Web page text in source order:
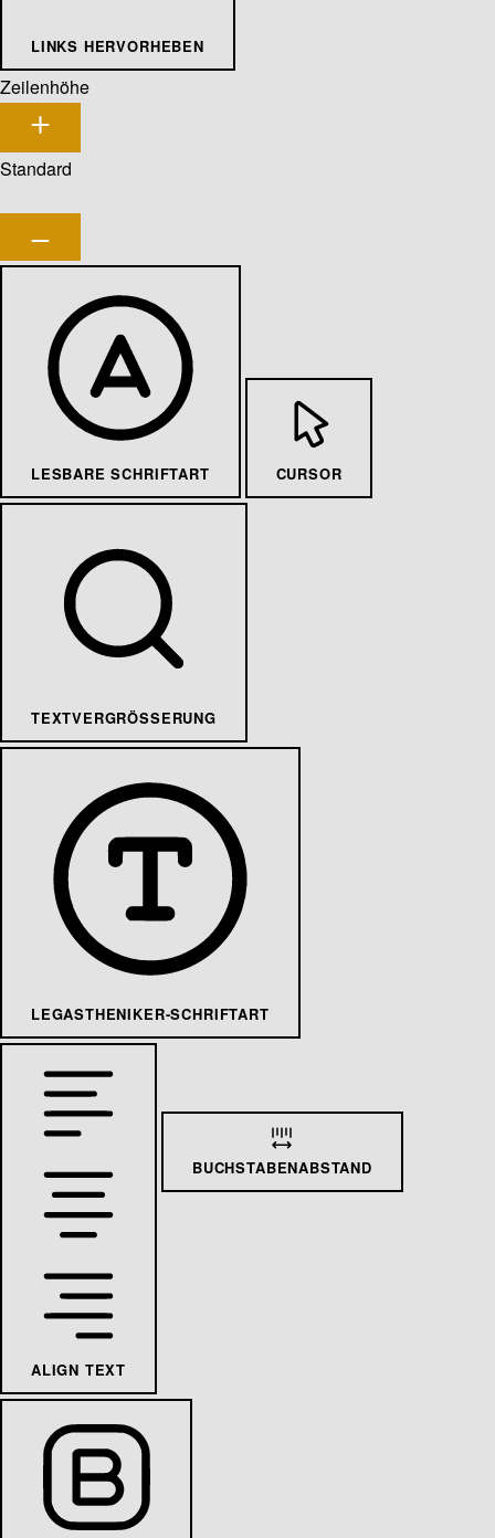
LINKS HERVORHEBEN
Zeilenhöhe
Standard
LESBARE SCHRIFTART CURSOR
TEXTVERGRÖSSERUNG
LEGASTHENIKER-SCHRIFTART
ALIGN TEXT
BUCHSTABENABSTAND